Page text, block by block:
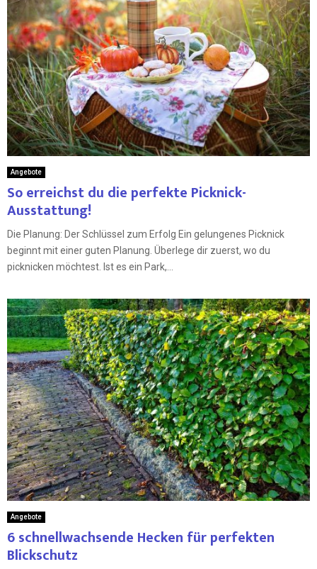
Angebote
So erreichst du die perfekte Picknick-
Ausstattung!
Die Planung: Der Schlüssel zum Erfolg Ein gelungenes Picknick
beginnt mit einer guten Planung. Überlege dir zuerst, wo du
picknicken möchtest. Ist es ein Park,...
Angebote
6 schnellwachsende Hecken für perfekten
Blickschutz